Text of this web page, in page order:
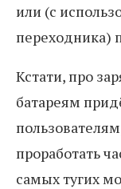
или (с
переходника)
Кстати, про
батареям
проработать
самых тугих